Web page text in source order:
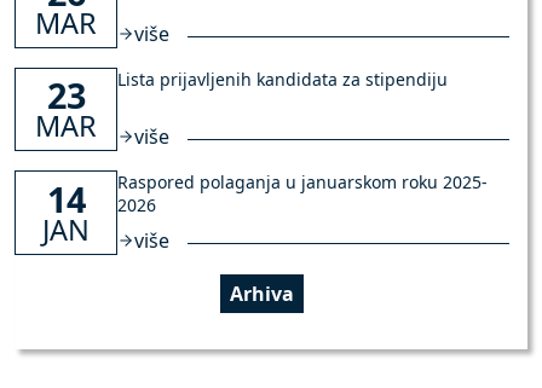
MAR više
23
MAR
Lista prijavljenih kandidata za stipendiju
više
14
JAN
Raspored polaganja u januarskom roku 2025-
2026
više
Arhiva